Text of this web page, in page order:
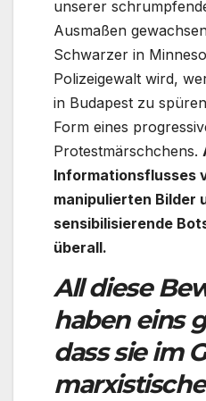
unserer
Ausmaßen
Schwarzer in
Polizeigewalt wird,
in Budapest zu
Form eines
Protestmärschchens.
Informationsflusses
manipulierten Bilder
sensibilisierende
überall.
All diese
haben eins
dass sie im